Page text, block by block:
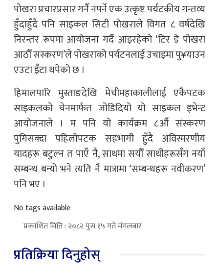
पोखरा प्रचारप्रसार गर्नै नपर्ने एक उत्कृष्ट पर्यटकीय गन्तव्य
हुँदाहुँदै पनि साइकल सिटी पोखराले विगत ८ वर्षदेखि
निरन्तर रूपमा आयोजना गर्दै आइरहेको ‘टिर डे पोखरा
आठौँ सस्करण’ले पोखराको पर्यटनलाई उचाइमा पु¥याउन
एउटा इँटा थपेको छ ।
हिमालपारि मुस्ताङदेखि मेचीमहाकालीलाई एकैपटक
साइकलको चेनमार्फत जोडिदियो यो साइकल इभेन्ट
आयोजनाले । म पनि यो कार्यक्रम ८औँ संस्करण
पुगिसक्दा पहिलोपटक सहभागी हुँदै अविस्मरणीय
यादहरू बटुल्न त पाएँ नै, साथमा सयौँ साथीहरूसँग नयाँ
सम्बन्ध बन्यो भने त्यति नै मात्रामा ‘सम्बन्धहरू नवीकरण’
पनि भए ।
No tags available
प्रकाशित मिति : २०८२ पुस १५ गते मंगलबार
प्रतिक्रिया दिनुहोस्